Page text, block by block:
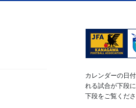
カレンダーの日
れる試合が下段
下段をご覧くださ